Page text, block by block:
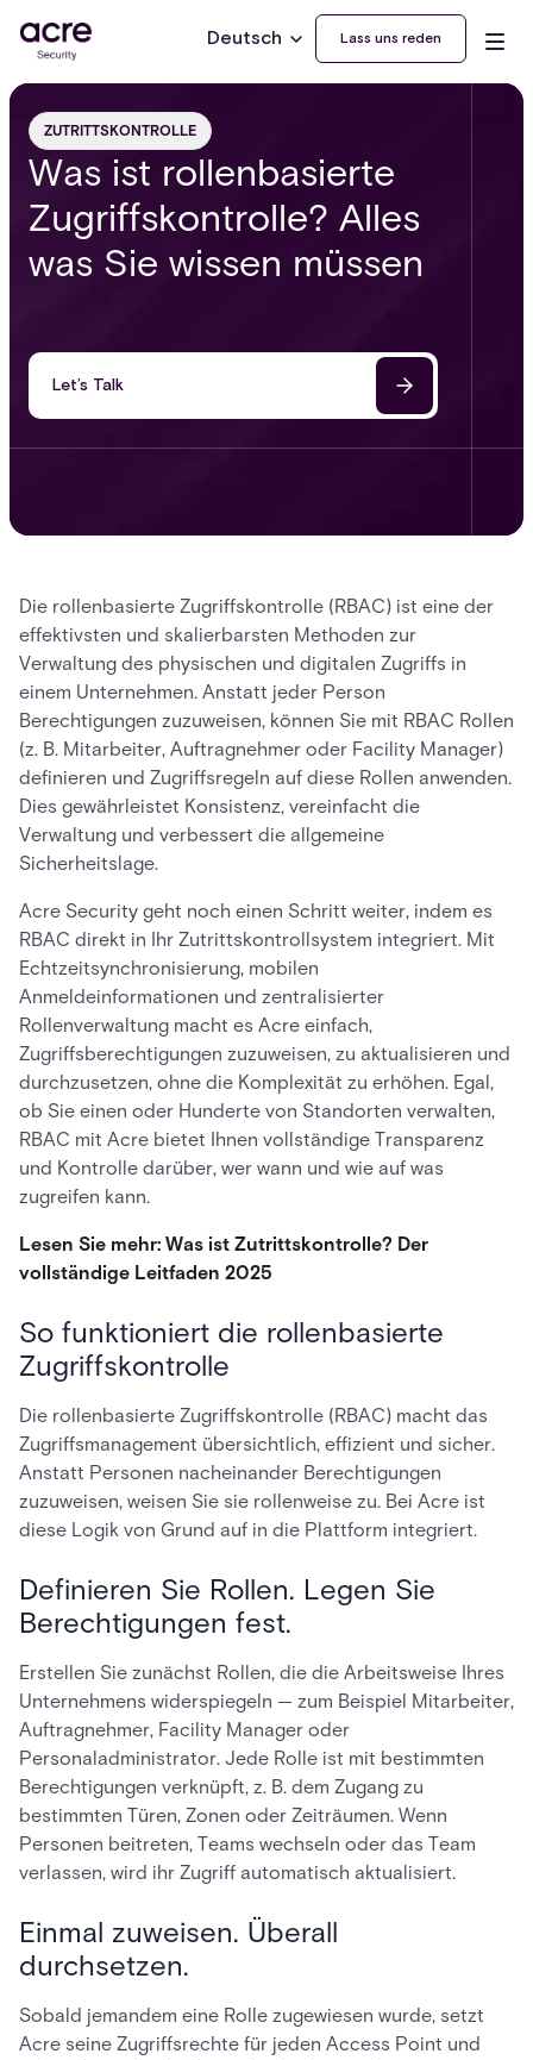
Deutsch Lass uns reden
ZUTRITTSKONTROLLE
Was ist rollenbasierte
Zugriffskontrolle? Alles
was Sie wissen müssen
Let’s Talk
Die rollenbasierte Zugriffskontrolle (RBAC) ist eine der
effektivsten und skalierbarsten Methoden zur
Verwaltung des physischen und digitalen Zugriffs in
einem Unternehmen. Anstatt jeder Person
Berechtigungen zuzuweisen, können Sie mit RBAC Rollen
(z. B. Mitarbeiter, Auftragnehmer oder Facility Manager)
definieren und Zugriffsregeln auf diese Rollen anwenden.
Dies gewährleistet Konsistenz, vereinfacht die
Verwaltung und verbessert die allgemeine
Sicherheitslage.
Acre Security geht noch einen Schritt weiter, indem es
RBAC direkt in Ihr Zutrittskontrollsystem integriert. Mit
Echtzeitsynchronisierung, mobilen
Anmeldeinformationen und zentralisierter
Rollenverwaltung macht es Acre einfach,
Zugriffsberechtigungen zuzuweisen, zu aktualisieren und
durchzusetzen, ohne die Komplexität zu erhöhen. Egal,
ob Sie einen oder Hunderte von Standorten verwalten,
RBAC mit Acre bietet Ihnen vollständige Transparenz
und Kontrolle darüber, wer wann und wie auf was
zugreifen kann.
Lesen Sie mehr: Was ist Zutrittskontrolle? Der
vollständige Leitfaden 2025
So funktioniert die rollenbasierte
Zugriffskontrolle
Die rollenbasierte Zugriffskontrolle (RBAC) macht das
Zugriffsmanagement übersichtlich, effizient und sicher.
Anstatt Personen nacheinander Berechtigungen
zuzuweisen, weisen Sie sie rollenweise zu. Bei Acre ist
diese Logik von Grund auf in die Plattform integriert.
Definieren Sie Rollen. Legen Sie
Berechtigungen fest.
Erstellen Sie zunächst Rollen, die die Arbeitsweise Ihres
Unternehmens widerspiegeln — zum Beispiel Mitarbeiter,
Auftragnehmer, Facility Manager oder
Personaladministrator. Jede Rolle ist mit bestimmten
Berechtigungen verknüpft, z. B. dem Zugang zu
bestimmten Türen, Zonen oder Zeiträumen. Wenn
Personen beitreten, Teams wechseln oder das Team
verlassen, wird ihr Zugriff automatisch aktualisiert.
Einmal zuweisen. Überall
durchsetzen.
Sobald jemandem eine Rolle zugewiesen wurde, setzt
Acre seine Zugriffsrechte für jeden Access Point und